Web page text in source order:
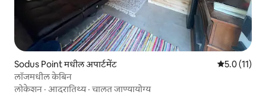
Sodus Point मधील अपार्टमेंट 5 पैकी 5.0
5.0 (11)
लॉजमधील केबिन
लोकेशन · आदरातिथ्य·चालत जाण्यायोग्य